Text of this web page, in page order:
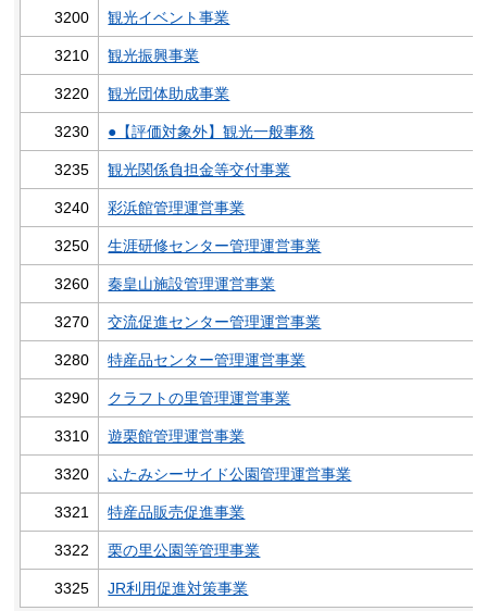
3200 観光イベント事業
3210 観光振興事業
3220 観光団体助成事業
3230 ●【評価対象外】観光一般事務
3235 観光関係負担金等交付事業
3240 彩浜館管理運営事業
3250 生涯研修センター管理運営事業
3260 秦皇山施設管理運営事業
3270 交流促進センター管理運営事業
3280 特産品センター管理運営事業
3290 クラフトの里管理運営事業
3310 遊栗館管理運営事業
3320 ふたみシーサイド公園管理運営事業
3321 特産品販売促進事業
3322 栗の里公園等管理事業
3325 JR利用促進対策事業